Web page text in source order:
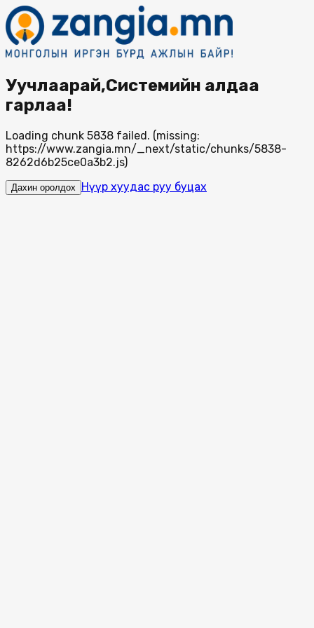
Уучлаарай,Системийн алдаа
гарлаа!
Loading chunk 5838 failed. (missing:
https://www.zangia.mn/_next/static/chunks/5838-
8262d6b25ce0a3b2.js)
Дахин оролдох Нүүр хуудас руу буцах